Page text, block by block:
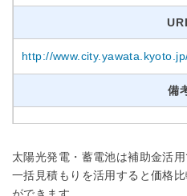
http://
備
太陽光発電・蓄電池は補助金活
一括見積もりを活用すると価格